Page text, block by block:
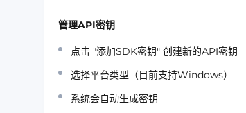
管理API密钥
点击 "添加SDK密钥" 创建新的API密钥
选择平台类型（目前支持Windows）
系统会自动生成密钥